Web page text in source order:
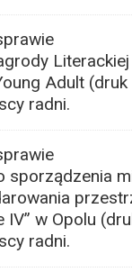
Adult
radni.
sporządzenia
IV” w Opolu
radni.